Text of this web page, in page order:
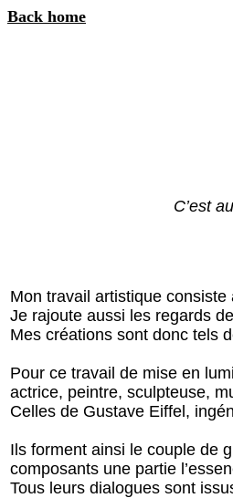
Back home
C’est
Mon travail artistique
Je rajoute aussi les regards
Mes créations sont donc tels
Pour ce travail de mise en
actrice, peintre, sculpteuse,
Celles de Gustave Eiffel,
Ils forment ainsi le couple de
composants une partie
Tous leurs dialogues sont